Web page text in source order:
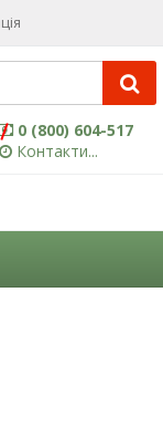
0 (800) 604-517
Контакти...